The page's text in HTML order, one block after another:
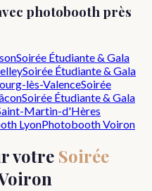
photobooth près
Soirée Étudiante & Gala
Soirée Étudiante & Gala
lès-ValenceSoirée
Soirée Étudiante & Gala
Martin-d'Hères
LyonPhotoboothVoiron
votre Soirée